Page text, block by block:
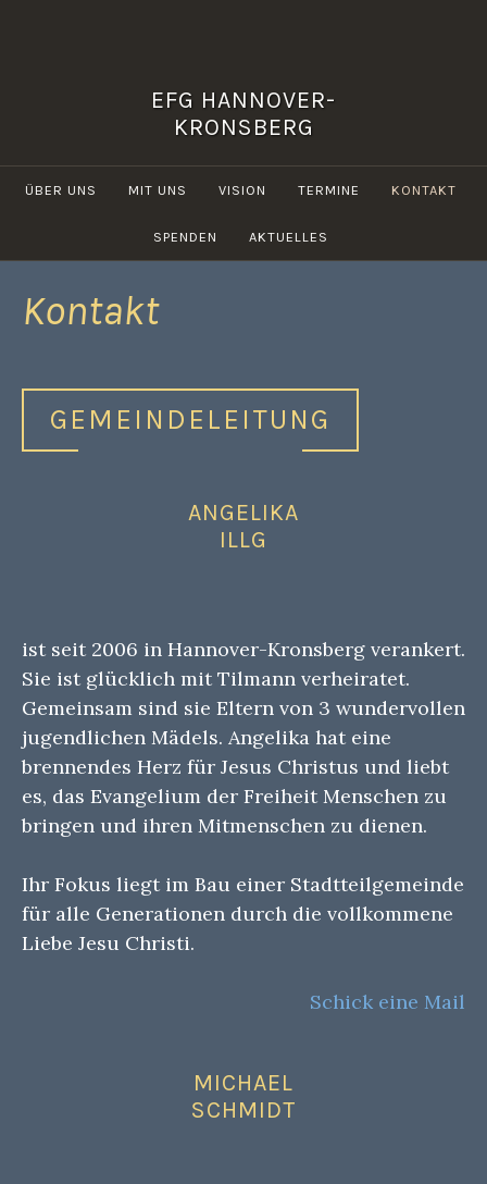
EFG HANNOVER-
KRONSBERG
ÜBER UNS MIT UNS VISION TERMINE KONTAKT
SPENDEN AKTUELLES
Kontakt
GEMEINDELEITUNG
ANGELIKA
ILLG
ist seit 2006 in Hannover-Kronsberg verankert.
Sie ist glücklich mit Tilmann verheiratet.
Gemeinsam sind sie Eltern von 3 wundervollen
jugendlichen Mädels. Angelika hat eine
brennendes Herz für Jesus Christus und liebt
es, das Evangelium der Freiheit Menschen zu
bringen und ihren Mitmenschen zu dienen.
Ihr Fokus liegt im Bau einer Stadtteilgemeinde
für alle Generationen durch die vollkommene
Liebe Jesu Christi.
Schick eine Mail
MICHAEL
SCHMIDT